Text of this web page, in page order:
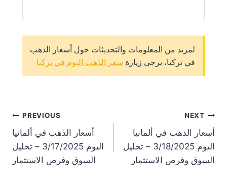
لمزيد من المعلومات والتحديثات حول أسعار الذهب
في تركيا، يرجى زيارة سعر الذهب اليوم في تركيا
PREVIOUS
أسعار الذهب في ألمانيا
اليوم 3/17/2025 – تحليل
السوق وفرص الاستثمار
NEXT
أسعار الذهب في ألمانيا
اليوم 3/18/2025 – تحليل
السوق وفرص الاستثمار